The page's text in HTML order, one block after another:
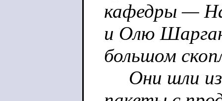
кафедры —
и Олю
большом
Они шли из